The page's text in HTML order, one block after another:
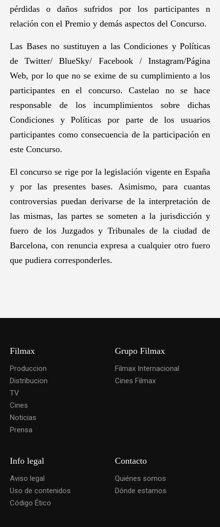
pérdidas o daños sufridos por los participantes n
relación con el Premio y demás aspectos del Concurso.
Las Bases no sustituyen a las Condiciones y Políticas
de Twitter/ BlueSky/ Facebook / Instagram/Página
Web, por lo que no se exime de su cumplimiento a los
participantes en el concurso. Castelao no se hace
responsable de los incumplimientos sobre dichas
Condiciones y Políticas por parte de los usuarios
participantes como consecuencia de la participación en
este Concurso.
El concurso se rige por la legislación vigente en España
y por las presentes bases. Asimismo, para cuantas
controversias puedan derivarse de la interpretación de
las mismas, las partes se someten a la jurisdicción y
fuero de los Juzgados y Tribunales de la ciudad de
Barcelona, con renuncia expresa a cualquier otro fuero
que pudiera corresponderles.
Filmax
Produccion
Distribucion
TV
Cines
Noticias
Prensa
Grupo Filmax
Filmax Internacional
Cines Filmax
Info legal
Aviso legal
Uso de contenidos
Código Ético
Contacto
Quiénes somos
Dónde estamos